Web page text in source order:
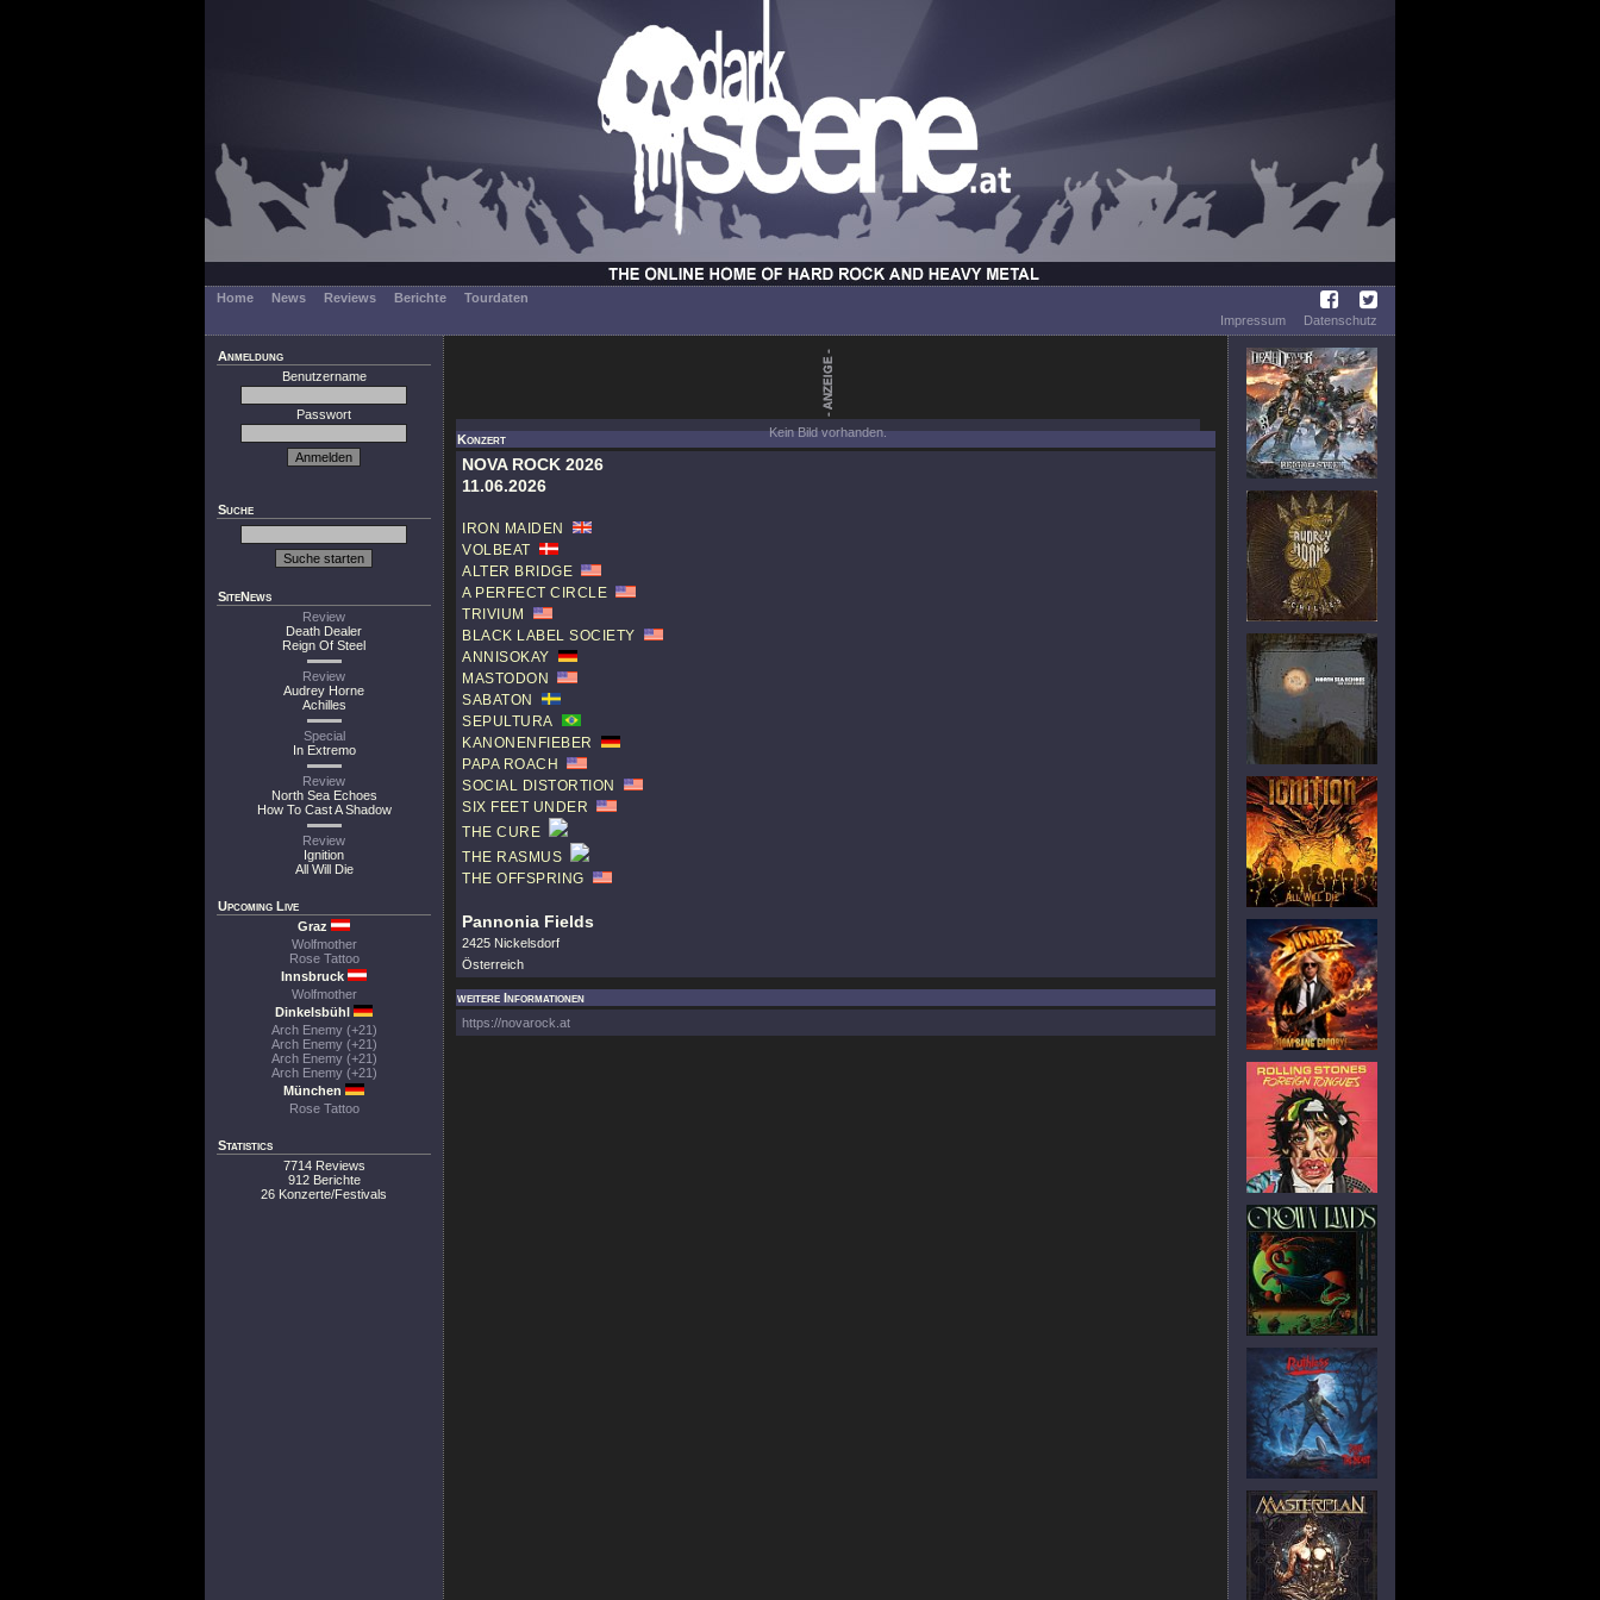
Home News Reviews Berichte
Tourdaten
Impressum
Datenschutz
Anmeldung
Benutzername
Passwort
Suche
SiteNews
Review
Death Dealer
Reign Of Steel
Review
Audrey Horne
Achilles
Special
In Extremo
Review
North Sea Echoes
How To Cast A Shadow
Review
Ignition
All Will Die
Upcoming Live
Graz
Wolfmother
Rose Tattoo
Innsbruck
Wolfmother
Dinkelsbühl
Arch Enemy (+21)
Arch Enemy (+21)
Arch Enemy (+21)
Arch Enemy (+21)
München
Rose Tattoo
Statistics
7714 Reviews
912 Berichte
26 Konzerte/Festivals
Kein Bild vorhanden.
Konzert
NOVA ROCK 2026
11.06.2026
IRON MAIDEN
VOLBEAT
ALTER BRIDGE
A PERFECT CIRCLE
TRIVIUM
BLACK LABEL SOCIETY
ANNISOKAY
MASTODON
SABATON
SEPULTURA
KANONENFIEBER
PAPA ROACH
SOCIAL DISTORTION
SIX FEET UNDER
THE CURE
THE RASMUS
THE OFFSPRING
Pannonia Fields
2425 Nickelsdorf
Österreich
weitere Informationen
https://novarock.at